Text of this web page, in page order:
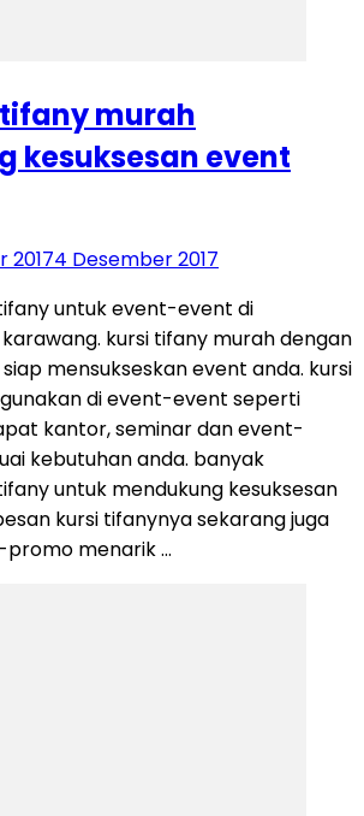
murah
kesuksesan event
20174 Desember 2017
untuk event-event di
kursi tifany murah dengan
mensukseskan event anda. kursi
di event-event seperti
kantor, seminar dan event-
kebutuhan anda. banyak
untuk mendukung kesuksesan
kursi tifanynya sekarang juga
menarik …